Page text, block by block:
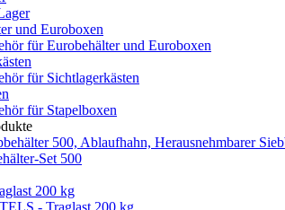
und Euroboxen
für Eurobehälter und Euroboxen
für Sichtlagerkästen
für Stapelboxen
Set 500
- Traglast 200 kg